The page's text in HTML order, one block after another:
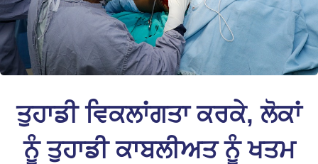
ਤੁਹਾਡੀ ਵਿਕਲਾਂਗਤਾ ਕਰਕੇ, ਲੋਕਾਂ
ਨੂੰ ਤੁਹਾਡੀ ਕਾਬਲੀਅਤ ਨੂੰ ਖਤਮ